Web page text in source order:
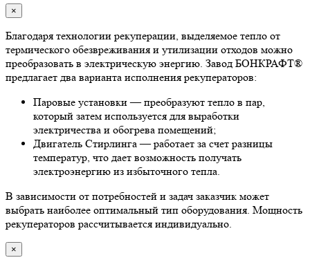
×
Благодаря технологии рекуперации, выделяемое тепло от
термического обезвреживания и утилизации отходов можно
преобразовать в электрическую энергию. Завод БОНКРАФТ®
предлагает два варианта исполнения рекуператоров:
Паровые установки — преобразуют тепло в пар,
который затем используется для выработки
электричества и обогрева помещений;
Двигатель Стирлинга — работает за счет разницы
температур, что дает возможность получать
электроэнергию из избыточного тепла.
В зависимости от потребностей и задач заказчик может
выбрать наиболее оптимальный тип оборудования. Мощность
рекуператоров рассчитывается индивидуально.
×